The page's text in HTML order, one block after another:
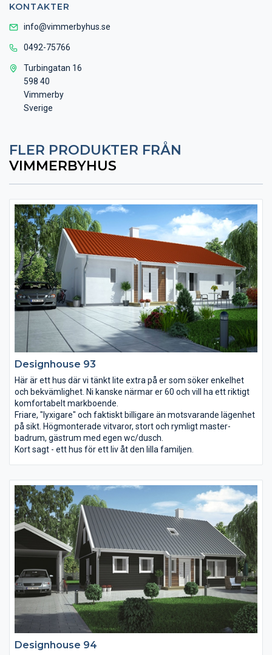
KONTAKTER
info@vimmerbyhus.se
0492-75766
Turbingatan 16
598 40
Vimmerby
Sverige
FLER PRODUKTER FRÅN
VIMMERBYHUS
Designhouse 93
Här är ett hus där vi tänkt lite extra på er som söker enkelhet
och bekvämlighet. Ni kanske närmar er 60 och vill ha ett riktigt
komfortabelt markboende.
Friare, "lyxigare" och faktiskt billigare än motsvarande lägenhet
på sikt. Högmonterade vitvaror, stort och rymligt master-
badrum, gästrum med egen wc/dusch.
Kort sagt - ett hus för ett liv åt den lilla familjen.
Designhouse 94